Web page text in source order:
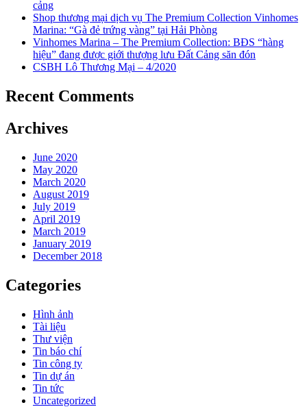
cảng
Shop thương mại dịch vụ The Premium Collection Vinhomes
Marina: “Gà đẻ trứng vàng” tại Hải Phòng
Vinhomes Marina – The Premium Collection: BĐS “hàng
hiệu” đang được giới thượng lưu Đất Cảng săn đón
CSBH Lô Thương Mại – 4/2020
Recent Comments
Archives
June 2020
May 2020
March 2020
August 2019
July 2019
April 2019
March 2019
January 2019
December 2018
Categories
Hình ảnh
Tài liệu
Thư viện
Tin báo chí
Tin công ty
Tin dự án
Tin tức
Uncategorized